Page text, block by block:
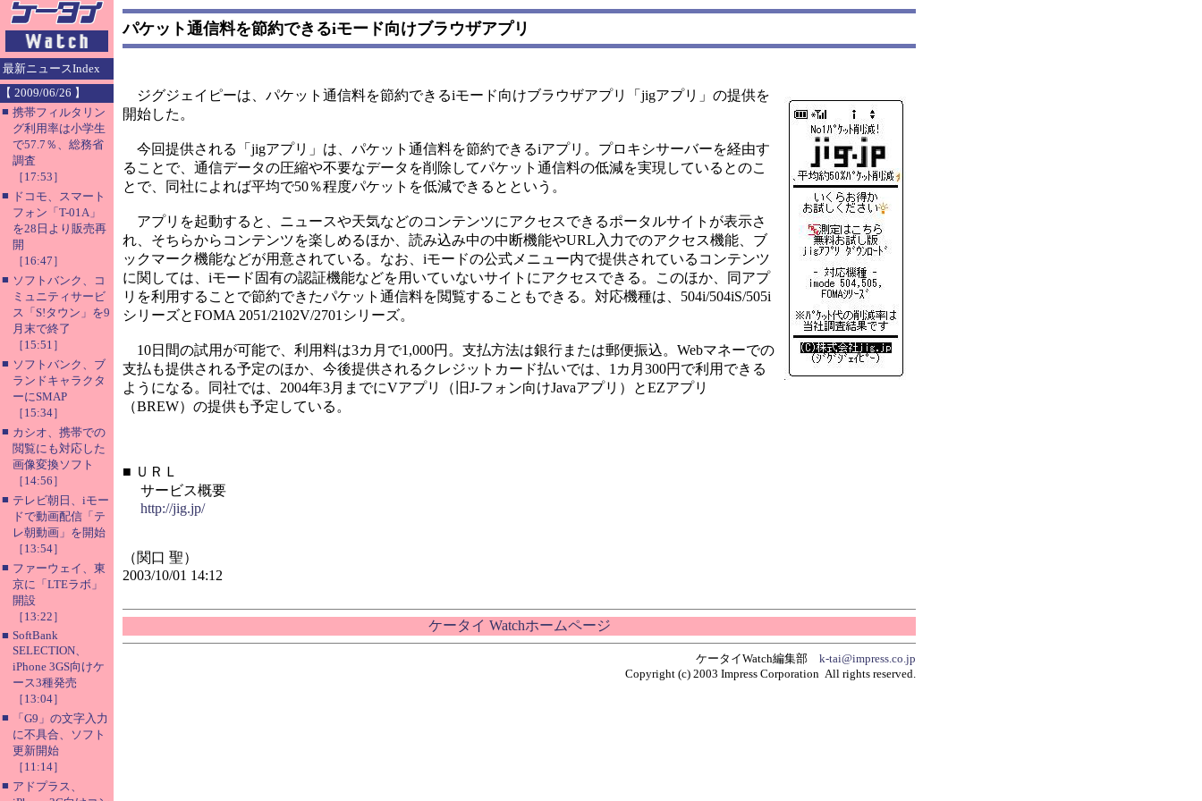
最新ニュースIndex
【 2009/06/26 】
■ 携帯フィルタリン
グ利用率は小学生
で57.7％、総務省
調査
［17:53］
■ ドコモ、スマート
フォン「T-01A」
を28日より販売再
開
［16:47］
■ ソフトバンク、コ
ミュニティサービ
ス「S!タウン」を9
月末で終了
［15:51］
■ ソフトバンク、ブ
ランドキャラクタ
ーにSMAP
［15:34］
■ カシオ、携帯での
閲覧にも対応した
画像変換ソフト
［14:56］
■ テレビ朝日、iモー
ドで動画配信「テ
レ朝動画」を開始
［13:54］
■ ファーウェイ、東
京に「LTEラボ」
開設
［13:22］
■ SoftBank
SELECTION、
iPhone 3GS向けケ
ース3種発売
［13:04］
■
「G9」の文字入力
に不具合、ソフト
更新開始
［11:14］
■ アドプラス、
パケット通信料を節約できるiモード向けブラウザアプリ
ジグジェイピーは、パケット通信料を節約できるiモード向けブラウザアプリ「jigアプリ」の提供を
開始した。
今回提供される「jigアプリ」は、パケット通信料を節約できるiアプリ。プロキシサーバーを経由す
ることで、通信データの圧縮や不要なデータを削除してパケット通信料の低減を実現しているとのこ
とで、同社によれば平均で50％程度パケットを低減できるとという。
アプリを起動すると、ニュースや天気などのコンテンツにアクセスできるポータルサイトが表示さ
れ、そちらからコンテンツを楽しめるほか、読み込み中の中断機能やURL入力でのアクセス機能、ブ
ックマーク機能などが用意されている。なお、iモードの公式メニュー内で提供されているコンテンツ
に関しては、iモード固有の認証機能などを用いていないサイトにアクセスできる。このほか、同アプ
リを利用することで節約できたパケット通信料を閲覧することもできる。対応機種は、504i/504iS/505i
シリーズとFOMA 2051/2102V/2701シリーズ。
10日間の試用が可能で、利用料は3カ月で1,000円。支払方法は銀行または郵便振込。Webマネーでの
支払も提供される予定のほか、今後提供されるクレジットカード払いでは、1カ月300円で利用できる
ようになる。同社では、2004年3月までにVアプリ（旧J-フォン向けJavaアプリ）とEZアプリ
（BREW）の提供も予定している。
■ ＵＲＬ
サービス概要
http://jig.jp/
（関口 聖）
2003/10/01 14:12
ケータイ Watchホームページ
ケータイWatch編集部 k-tai@impress.co.jp
Copyright (c) 2003 Impress Corporation All rights reserved.